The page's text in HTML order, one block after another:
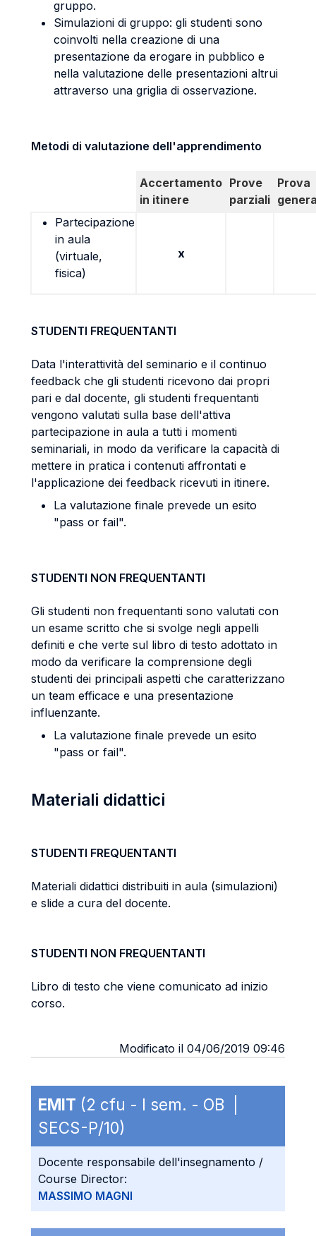
gruppo.
Simulazioni di gruppo: gli studenti sono
coinvolti nella creazione di una
presentazione da erogare in pubblico e
nella valutazione delle presentazioni altrui
attraverso una griglia di osservazione.
Metodi di valutazione dell'apprendimento
Accertamento
in itinere
Prove
parziali
Prova
Partecipazione
in aula
(virtuale,
fisica)
x
STUDENTI FREQUENTANTI
Data l'interattività del seminario e il continuo
feedback che gli studenti ricevono dai propri
pari e dal docente, gli studenti frequentanti
vengono valutati sulla base dell'attiva
partecipazione in aula a tutti i momenti
seminariali, in modo da verificare la capacità di
mettere in pratica i contenuti affrontati e
l'applicazione dei feedback ricevuti in itinere.
La valutazione finale prevede un esito
"pass or fail".
STUDENTI NON FREQUENTANTI
Gli studenti non frequentanti sono valutati con
un esame scritto che si svolge negli appelli
definiti e che verte sul libro di testo adottato in
modo da verificare la comprensione degli
studenti dei principali aspetti che caratterizzano
un team efficace e una presentazione
influenzante.
La valutazione finale prevede un esito
"pass or fail".
Materiali didattici
STUDENTI FREQUENTANTI
Materiali didattici distribuiti in aula (simulazioni)
e slide a cura del docente.
STUDENTI NON FREQUENTANTI
Libro di testo che viene comunicato ad inizio
corso.
Modificato il 04/06/2019 09:46
EMIT (2 cfu - I sem. - OB |
SECS-P/10)
Docente responsabile dell'insegnamento /
Course Director:
MASSIMO MAGNI